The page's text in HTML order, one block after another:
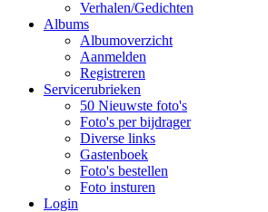
Verhalen/Gedichten
Albums
Albumoverzicht
Aanmelden
Registreren
Servicerubrieken
50 Nieuwste foto's
Foto's per bijdrager
Diverse links
Gastenboek
Foto's bestellen
Foto insturen
Login